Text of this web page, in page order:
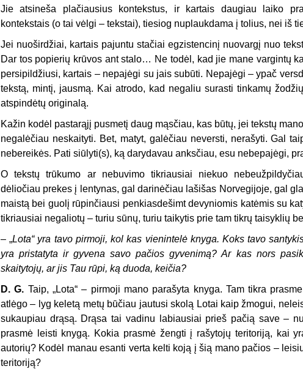
Jie atsineša plačiausius kontekstus, ir kartais daugiau laiko
kontekstais (o tai vėlgi – tekstai), tiesiog nuplaukdama į tolius, nei iš
Jei nuoširdžiai, kartais pajuntu stačiai egzistencinį nuovargį nuo
Dar tos popierių krūvos ant stalo… Ne todėl, kad jie mane vargintų
persipildžiusi, kartais – nepajėgi su jais subūti. Nepajėgi – ypač
tekstą, mintį, jausmą. Kai atrodo, kad negaliu surasti tinkamų
atspindėtų originalą.
Kažin kodėl pastarąjį pusmetį daug mąsčiau, kas būtų, jei tekstų
negalėčiau neskaityti. Bet, matyt, galėčiau neversti, nerašyti. Gal
nebereikės. Pati siūlyti(s), ką darydavau anksčiau, esu nebepajėgi,
O tekstų trūkumo ar nebuvimo tikriausiai niekuo
dėliočiau prekes į lentynas, gal darinėčiau lašišas Norvegijoje, gal
maistą bei guolį rūpinčiausi penkiasdešimt devyniomis katėmis su
tikriausiai negaliotų – turiu sūnų, turiu taikytis prie tam tikrų taisyklių
– „Lota“ yra tavo pirmoji, kol kas vienintelė knyga. Koks tavo
yra pristatyta ir gyvena savo pačios gyvenimą? Ar kas nors
skaitytojų, ar jis Tau rūpi, ką duoda, keičia?
D. G. Taip, „Lota“ – pirmoji mano parašyta knyga. Tam tikra
atlėgo – lyg keletą metų būčiau jautusi skolą Lotai kaip žmogui,
sukaupiau drąsą. Drąsa tai vadinu labiausiai prieš pačią save –
prasmė leisti knygą. Kokia prasmė žengti į rašytojų teritoriją, kai
autorių? Kodėl manau esanti verta kelti koją į šią mano pačios –
teritoriją?